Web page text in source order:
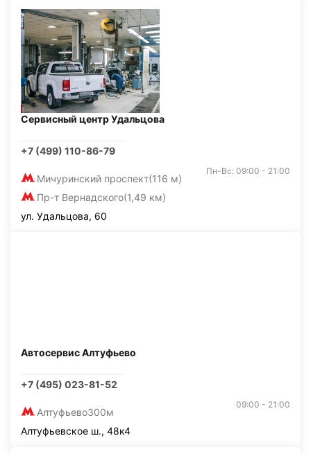
Сервисный центр Удальцова
+7 (499) 110-86-79
Мичуринский проспект(116 м)
Пр-т Вернадского(1,49 км)
Пн-Вс: 09:00 - 21:00
ул. Удальцова, 60
Автосервис Алтуфьево
+7 (495) 023-81-52
Алтуфьево300м
09:00 - 21:00
Алтуфьевское ш., 48к4